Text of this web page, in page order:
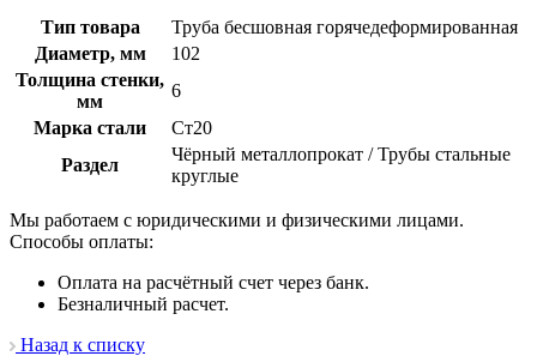
Тип товара
Труба бесшовная горячедеформированная
Диаметр, мм
102
Толщина стенки,
мм
6
Марка стали
Ст20
Раздел
Чёрный металлопрокат / Трубы стальные
круглые
Мы работаем с юридическими и физическими лицами.
Способы оплаты:
Оплата на расчётный счет через банк.
Безналичный расчет.
Назад к списку